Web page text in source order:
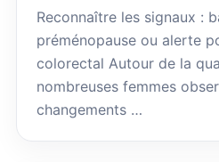
Reconnaître les signaux :
préménopause ou alerte
colorectal Autour de la
nombreuses femmes
changements …